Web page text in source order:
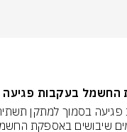
החשמל בעקבות פגיעה